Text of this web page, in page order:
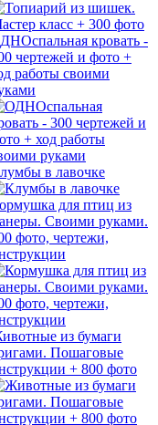
кровать -
чертежей и фото +
работы своими
в лавочке
для птиц из
Своими руками.
фото, чертежи,
из бумаги
Пошаговые
+ 800 фото